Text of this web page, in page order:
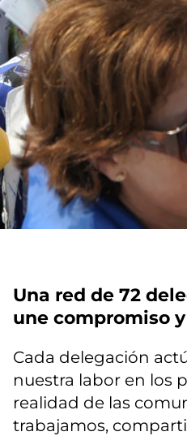
Una red de 72
une compromiso
Cada delegación
nuestra labor en los
realidad de las
trabajamos,